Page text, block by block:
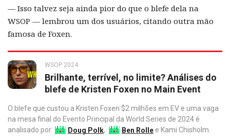
— Isso talvez seja ainda pior do que o blefe dela na
WSOP — lembrou um dos usuários, citando outra mão
famosa de Foxen.
WSOP 2024
Brilhante, terrível, no limite? Análises do
blefe de Kristen Foxen no Main Event
O blefe que custou a Kristen Foxen $2 milhões em EV e uma vaga
na mesa final do Evento Principal da World Series de 2024 é
analisado por
Doug Polk, Ben Rolle e Kami Chisholm.